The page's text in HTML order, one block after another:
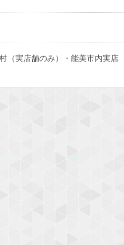
（実店舗のみ）・能美市内実店